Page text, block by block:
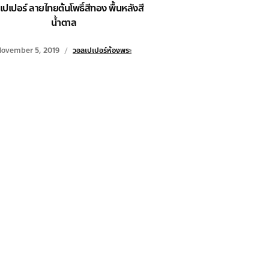
ปเปอร์ ลายไทยต้นโพธิ์สีทอง พื้นหลังสี
น้ำตาล
5, 2019 วอลเปเปอร์ห้องพระ